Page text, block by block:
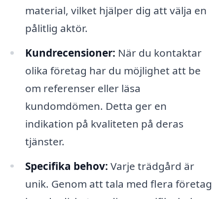
material, vilket hjälper dig att välja en
pålitlig aktör.
Kundrecensioner: När du kontaktar
olika företag har du möjlighet att be
om referenser eller läsa
kundomdömen. Detta ger en
indikation på kvaliteten på deras
tjänster.
Specifika behov: Varje trädgård är
unik. Genom att tala med flera företag